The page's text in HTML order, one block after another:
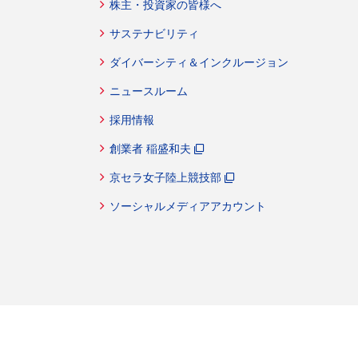
株主・投資家の皆様へ
サステナビリティ
ダイバーシティ＆インクルージョン
ニュースルーム
採用情報
創業者 稲盛和夫
京セラ女子陸上競技部
ソーシャルメディアアカウント